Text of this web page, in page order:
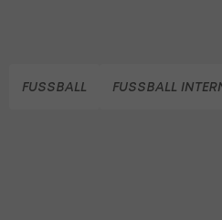
FUSSBALL FUSSBALL